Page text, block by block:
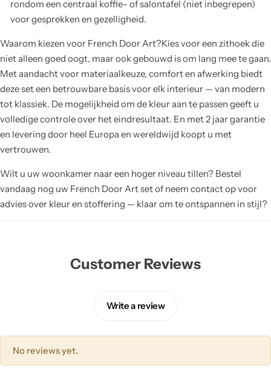
rondom een centraal koffie- of salontafel (niet inbegrepen)
voor gesprekken en gezelligheid.
Waarom kiezen voor French Door Art?Kies voor een zithoek die
niet alleen goed oogt, maar ook gebouwd is om lang mee te gaan.
Met aandacht voor materiaalkeuze, comfort en afwerking biedt
deze set een betrouwbare basis voor elk interieur — van modern
tot klassiek. De mogelijkheid om de kleur aan te passen geeft u
volledige controle over het eindresultaat. En met 2 jaar garantie
en levering door heel Europa en wereldwijd koopt u met
vertrouwen.
Wilt u uw woonkamer naar een hoger niveau tillen? Bestel
vandaag nog uw French Door Art set of neem contact op voor
advies over kleur en stoffering — klaar om te ontspannen in stijl?
Customer Reviews
Write a review
No reviews yet.